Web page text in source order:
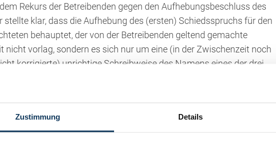
Zustimmung Details
Rekurs der Betreibenden gegen den Aufhebungsbeschluss des
stellte klar, dass die Aufhebung des (ersten) Schiedsspruchs für den
behauptet, der von der Betreibenden geltend gemachte
nicht vorlag, sondern es sich nur um eine (in der Zwischenzeit noch
korrigierte) unrichtige Schreibweise des Namens eines der drei
Rechtsbeugung zugunsten der Betreibenden
dieses Schiedsspruchs mit den Grundwertungen der
nicht vereinbar wäre. In diesem Fall wäre der erste Schiedsspruch
was der Vollstreckbarerklärung des zweiten Schiedsspruchs